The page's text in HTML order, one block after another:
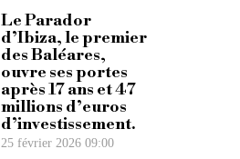
Le Parador
d’Ibiza, le premier
des Baléares,
ouvre ses portes
après 17 ans et 47
millions d’euros
d’investissement.
25 février 2026 09:00